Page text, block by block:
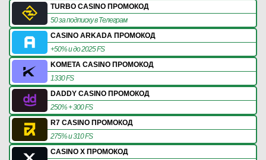
TURBO CASINO ПРОМОКОД
50 за подписку в Телеграм
CASINO ARKADA ПРОМОКОД
+50% и до 2025 FS
KOMETA CASINO ПРОМОКОД
1330 FS
DADDY CASINO ПРОМОКОД
250% + 300 FS
R7 CASINO ПРОМОКОД
275% и 310 FS
CASINO X ПРОМОКОД